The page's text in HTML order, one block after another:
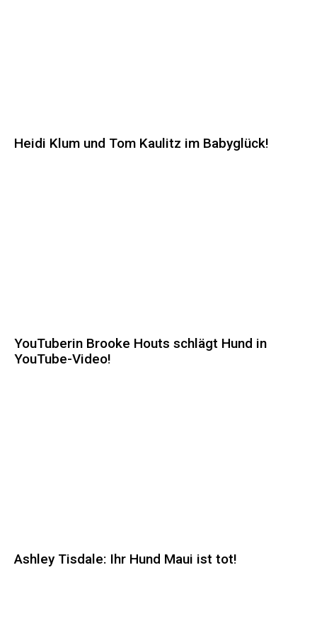
Heidi Klum und Tom Kaulitz im Babyglück!
YouTuberin Brooke Houts schlägt Hund in
YouTube-Video!
Ashley Tisdale: Ihr Hund Maui ist tot!